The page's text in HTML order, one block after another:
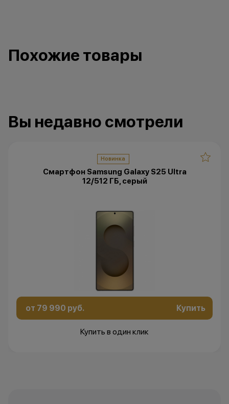
Похожие товары
Вы недавно смотрели
Новинка
Смартфон Samsung Galaxy S25 Ultra
12/512 ГБ, серый
от 79 990 руб. Купить
Купить в один клик